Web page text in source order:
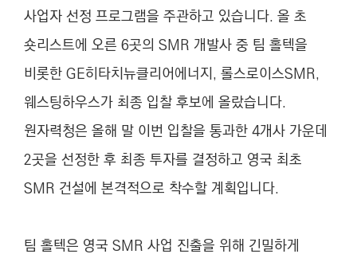
사업자 선정 프로그램을 주관하고 있습니다. 올 초
숏리스트에 오른 6곳의 SMR 개발사 중 팀 홀텍을
비롯한 GE히타치뉴클리어에너지, 롤스로이스SMR,
웨스팅하우스가 최종 입찰 후보에 올랐습니다.
원자력청은 올해 말 이번 입찰을 통과한 4개사 가운데
2곳을 선정한 후 최종 투자를 결정하고 영국 최초
SMR 건설에 본격적으로 착수할 계획입니다.
팀 홀텍은 영국 SMR 사업 진출을 위해 긴밀하게